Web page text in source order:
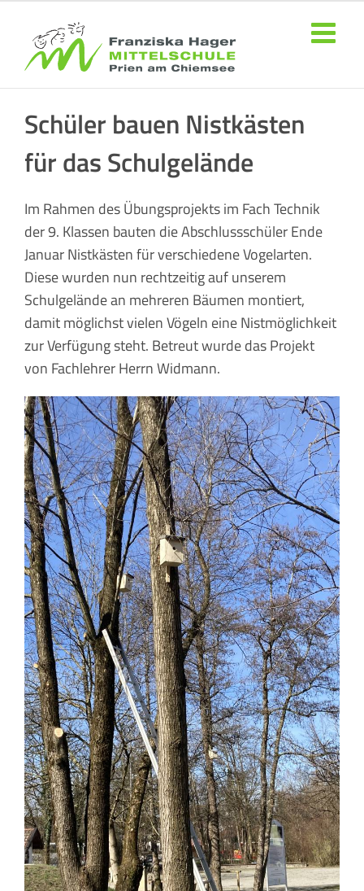
springen
Schüler bauen Nistkästen
für das Schulgelände
Im Rahmen des Übungsprojekts im Fach Technik
der 9. Klassen bauten die Abschlussschüler Ende
Januar Nistkästen für verschiedene Vogelarten.
Diese wurden nun rechtzeitig auf unserem
Schulgelände an mehreren Bäumen montiert,
damit möglichst vielen Vögeln eine Nistmöglichkeit
zur Verfügung steht. Betreut wurde das Projekt
von Fachlehrer Herrn Widmann.